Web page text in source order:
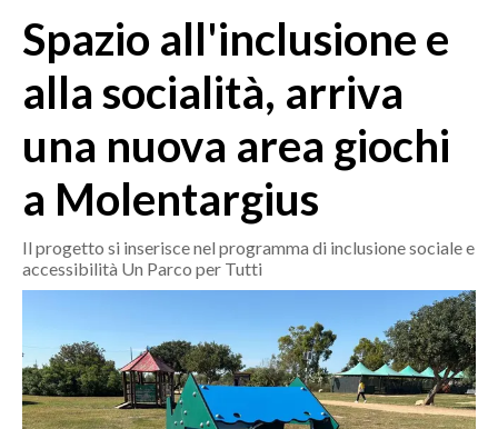
SASSARI E PROVINCIA
GALLURA
OGLIASTRA
AGENDA
ITALIA
POLITICA
ECONOMIA
Spazio all'inclusione e
alla socialità, arriva
una nuova area giochi
a Molentargius
Il progetto si inserisce nel programma di inclusione sociale e
accessibilità Un Parco per Tutti